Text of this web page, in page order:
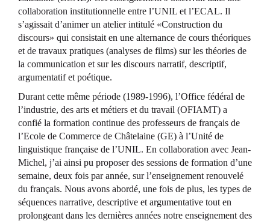
collaboration institutionnelle entre l’UNIL et l’ECAL. Il
s’agissait d’animer un atelier intitulé «Construction du
discours» qui consistait en une alternance de cours théoriques
et de travaux pratiques (analyses de films) sur les théories de
la communication et sur les discours narratif, descriptif,
argumentatif et poétique.
Durant cette même période (1989-1996), l’Office fédéral de
l’industrie, des arts et métiers et du travail (OFIAMT) a
confié la formation continue des professeurs de français de
l’Ecole de Commerce de Châtelaine (GE) à l’Unité de
linguistique française de l’UNIL. En collaboration avec Jean-
Michel, j’ai ainsi pu proposer des sessions de formation d’une
semaine, deux fois par année, sur l’enseignement renouvelé
du français. Nous avons abordé, une fois de plus, les types de
séquences narrative, descriptive et argumentative tout en
prolongeant dans les dernières années notre enseignement des